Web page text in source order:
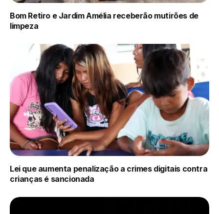
Bom Retiro e Jardim Amélia receberão mutirões de
limpeza
Lei que aumenta penalização a crimes digitais contra
crianças é sancionada